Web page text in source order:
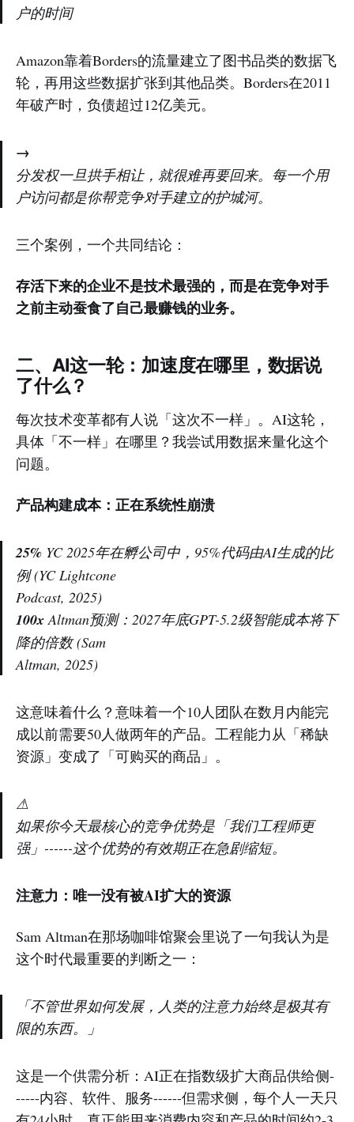
户的时间
Amazon靠着Borders的流量建立了图书品类的数据飞
轮，再用这些数据扩张到其他品类。Borders在2011
年破产时，负债超过12亿美元。
→
分发权一旦拱手相让，就很难再要回来。每一个用
户访问都是你帮竞争对手建立的护城河。
三个案例，一个共同结论：
存活下来的企业不是技术最强的，而是在竞争对手
之前主动蚕食了自己最赚钱的业务。
二、AI这一轮：加速度在哪里，数据说
了什么？
每次技术变革都有人说「这次不一样」。AI这轮，
具体「不一样」在哪里？我尝试用数据来量化这个
问题。
产品构建成本：正在系统性崩溃
25% YC 2025年在孵公司中，95%代码由AI生成的比
例(YC Lightcone
Podcast, 2025)
100xAltman预测：2027年底GPT-5.2级智能成本将下
降的倍数(Sam
Altman, 2025)
这意味着什么？意味着一个10人团队在数月内能完
成以前需要50人做两年的产品。工程能力从「稀缺
资源」变成了「可购买的商品」。
⚠
如果你今天最核心的竞争优势是「我们工程师更
强」------这个优势的有效期正在急剧缩短。
注意力：唯一没有被AI扩大的资源
Sam Altman在那场咖啡馆聚会里说了一句我认为是
这个时代最重要的判断之一：
「不管世界如何发展，人类的注意力始终是极其有
限的东西。」
这是一个供需分析：AI正在指数级扩大商品供给侧-
-----内容、软件、服务------但需求侧，每个人一天只